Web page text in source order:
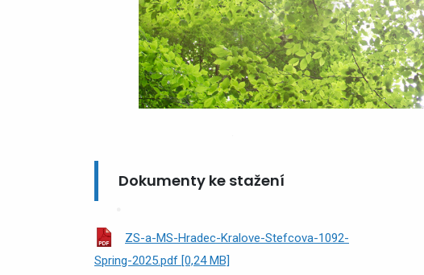
Dokumenty ke stažení
ZS-a-MS-Hradec-Kralove-Stefcova-1092-
Spring-2025.pdf [0,24 MB]